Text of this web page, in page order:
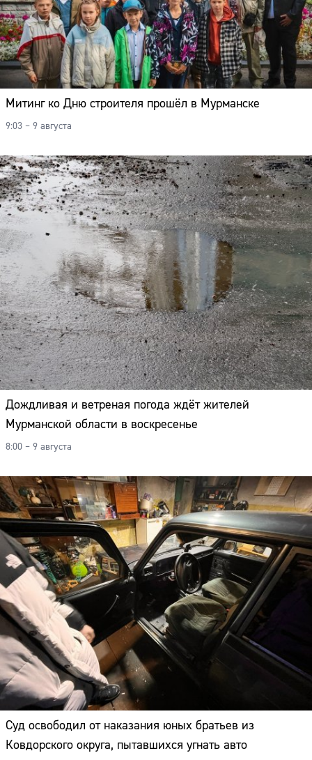
Митинг ко Дню строителя прошёл в Мурманске
9:03 – 9 августа
Дождливая и ветреная погода ждёт жителей
Мурманской области в воскресенье
8:00 – 9 августа
Суд освободил от наказания юных братьев из
Ковдорского округа, пытавшихся угнать авто